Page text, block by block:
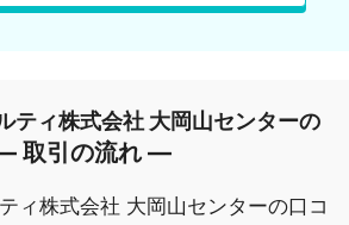
ティ株式会社 大岡山センターの
取引の流れ ―
ィ株式会社 大岡山センターの口コ